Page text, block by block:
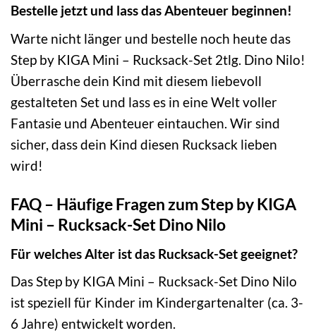
Bestelle jetzt und lass das Abenteuer beginnen!
Warte nicht länger und bestelle noch heute das
Step by KIGA Mini – Rucksack-Set 2tlg. Dino Nilo!
Überrasche dein Kind mit diesem liebevoll
gestalteten Set und lass es in eine Welt voller
Fantasie und Abenteuer eintauchen. Wir sind
sicher, dass dein Kind diesen Rucksack lieben
wird!
FAQ – Häufige Fragen zum Step by KIGA
Mini – Rucksack-Set Dino Nilo
Für welches Alter ist das Rucksack-Set geeignet?
Das Step by KIGA Mini – Rucksack-Set Dino Nilo
ist speziell für Kinder im Kindergartenalter (ca. 3-
6 Jahre) entwickelt worden.